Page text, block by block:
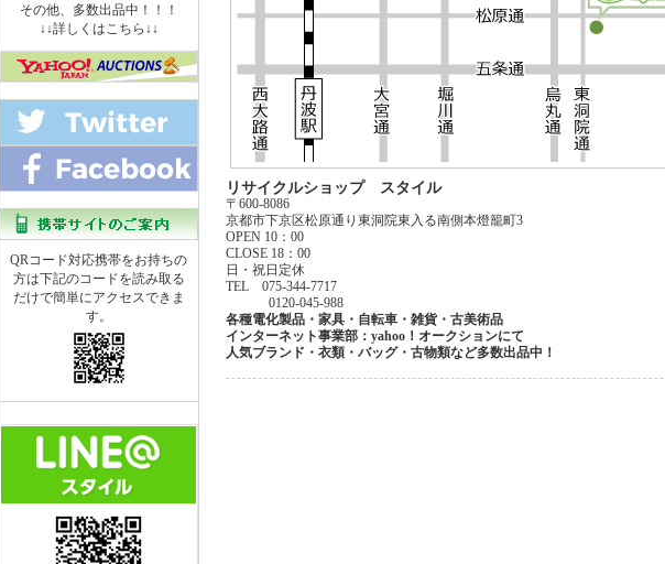
リサイクルショップ スタイル
〒600-8086
京都市下京区松原通り東洞院東入る南側本燈籠町3
OPEN 10：00
CLOSE 18：00
日・祝日定休
TEL 075-344-7717
0120-045-988
各種電化製品・家具・自転車・雑貨・古美術品
インターネット事業部：yahoo！オークションにて
人気ブランド・衣類・バッグ・古物類など多数出品中！
その他、多数出品中！！！
↓↓詳しくはこちら↓↓
QRコード対応携帯をお持ちの
方は下記のコードを読み取る
だけで簡単にアクセスできま
す。